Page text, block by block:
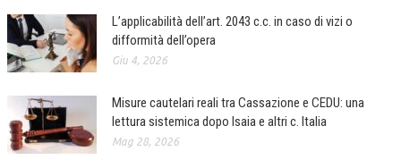
L’applicabilità dell’art. 2043 c.c. in caso di vizi o
difformità dell’opera
Giu 4, 2026
Misure cautelari reali tra Cassazione e CEDU: una
lettura sistemica dopo Isaia e altri c. Italia
Mag 28, 2026